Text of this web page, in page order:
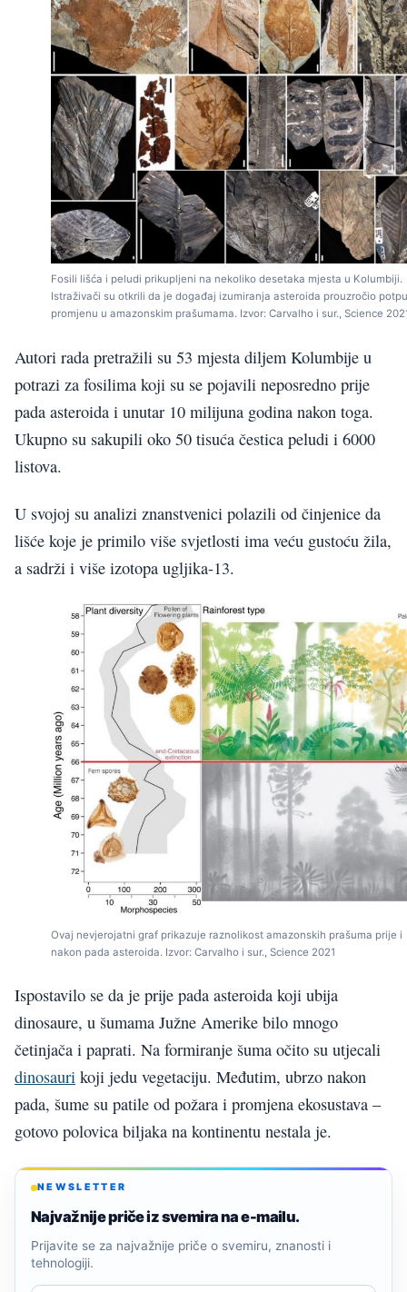
Fosili lišća i peludi prikupljeni na nekoliko desetaka mjesta u Kolumbiji.
Istraživači su otkrili da je događaj izumiranja asteroida prouzročio
promjenu u amazonskim prašumama. Izvor: Carvalho i sur., Science
Autori rada pretražili su 53 mjesta diljem Kolumbije u
potrazi za fosilima koji su se pojavili neposredno prije
pada asteroida i unutar 10 milijuna godina nakon toga.
Ukupno su sakupili oko 50 tisuća čestica peludi i 6000
listova.
U svojoj su analizi znanstvenici polazili od činjenice da
lišće koje je primilo više svjetlosti ima veću gustoću žila,
a sadrži i više izotopa ugljika-13.
Ovaj nevjerojatni graf prikazuje raznolikost amazonskih prašuma prije i
nakon pada asteroida. Izvor: Carvalho i sur., Science 2021
Ispostavilo se da je prije pada asteroida koji ubija
dinosaure, u šumama Južne Amerike bilo mnogo
četinjača i paprati. Na formiranje šuma očito su utjecali
dinosauri koji jedu vegetaciju. Međutim, ubrzo nakon
pada, šume su patile od požara i promjena ekosustava –
gotovo polovica biljaka na kontinentu nestala je.
NEWSLETTER
Najvažnije priče iz svemira na e-mailu.
Prijavite se za najvažnije priče o svemiru, znanosti i
tehnologiji.